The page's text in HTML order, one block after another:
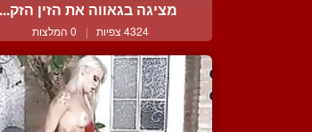
מציגה בגאווה את הזין הזק...
4324 צפיות | 0 המלצות